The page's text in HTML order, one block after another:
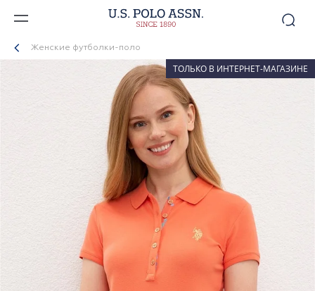
Женские футболки-поло
ТОЛЬКО В ИНТЕРНЕТ-МАГАЗИНЕ